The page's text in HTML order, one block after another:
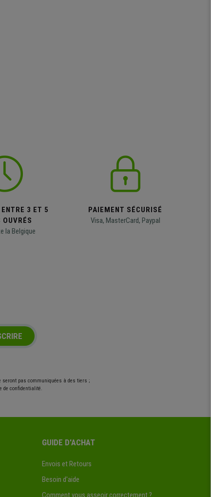
3 ET 5
OUVRÉS
la Belgique
PAIEMENT SÉCURISÉ
Visa, MasterCard, Paypal
seront pas communiquées à des tiers ;
confidentialité.
GUIDE D'ACHAT
Envois et Retours
Besoin d'aide
Comment vous asseoir correctement ?